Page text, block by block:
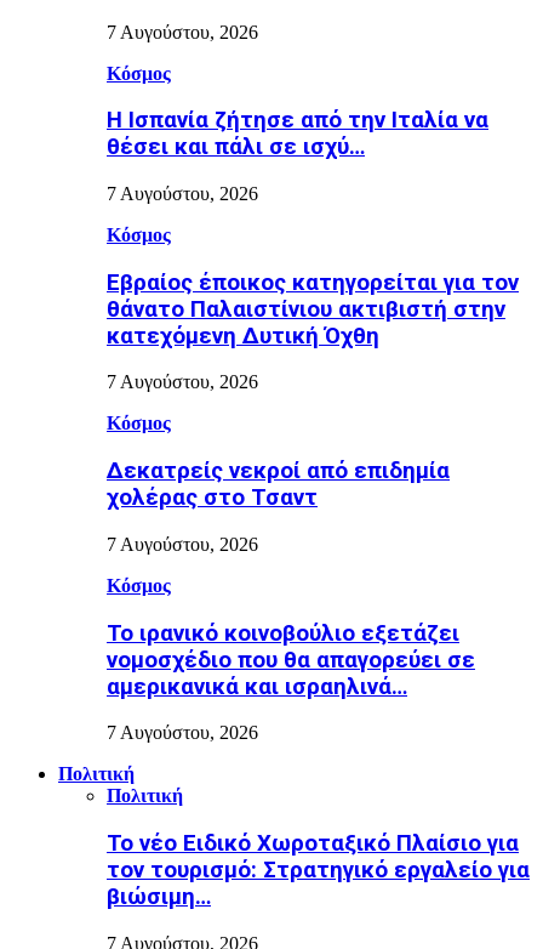
7 Αυγούστου, 2026
Κόσμος
H Ισπανία ζήτησε από την Ιταλία να
θέσει και πάλι σε ισχύ…
7 Αυγούστου, 2026
Κόσμος
Εβραίος έποικος κατηγορείται για τον
θάνατο Παλαιστίνιου ακτιβιστή στην
κατεχόμενη Δυτική Όχθη
7 Αυγούστου, 2026
Κόσμος
Δεκατρείς νεκροί από επιδημία
χολέρας στο Τσαντ
7 Αυγούστου, 2026
Κόσμος
Το ιρανικό κοινοβούλιο εξετάζει
νομοσχέδιο που θα απαγορεύει σε
αμερικανικά και ισραηλινά…
7 Αυγούστου, 2026
Πολιτική
Πολιτική
Το νέο Ειδικό Χωροταξικό Πλαίσιο για
τον τουρισμό: Στρατηγικό εργαλείο για
βιώσιμη…
7 Αυγούστου, 2026